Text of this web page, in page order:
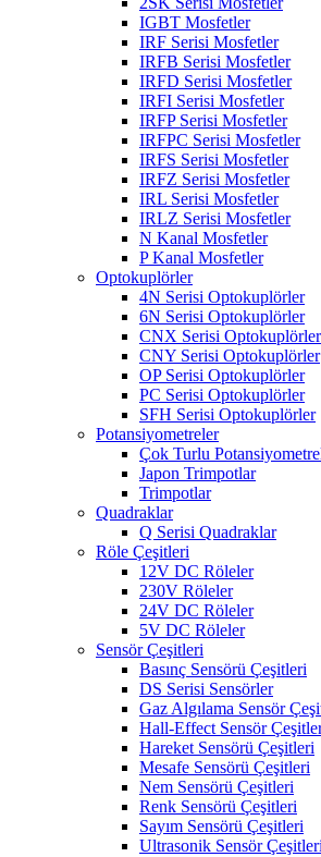
IGBT Mosfetler
IRF Serisi Mosfetler
IRFB Serisi Mosfetler
IRFD Serisi Mosfetler
IRFI Serisi Mosfetler
IRFP Serisi Mosfetler
IRFPC Serisi Mosfetler
IRFS Serisi Mosfetler
IRFZ Serisi Mosfetler
IRL Serisi Mosfetler
IRLZ Serisi Mosfetler
N Kanal Mosfetler
P Kanal Mosfetler
Optokuplörler
4N Serisi Optokuplörler
6N Serisi Optokuplörler
CNX Serisi Optokuplörler
CNY Serisi Optokuplörler
OP Serisi Optokuplörler
PC Serisi Optokuplörler
SFH Serisi Optokuplörler
Potansiyometreler
Çok Turlu
Japon Trimpotlar
Trimpotlar
Quadraklar
Q Serisi Quadraklar
Röle Çeşitleri
12V DC Röleler
230V Röleler
24V DC Röleler
5V DC Röleler
Sensör Çeşitleri
Basınç Sensörü Çeşitleri
DS Serisi Sensörler
Gaz Algılama Sensör
Hall-Effect Sensör
Hareket Sensörü Çeşitleri
Mesafe Sensörü Çeşitleri
Nem Sensörü Çeşitleri
Renk Sensörü Çeşitleri
Sayım Sensörü Çeşitleri
Ultrasonik Sensör Çeşitleri